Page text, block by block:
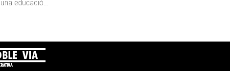
una educació…